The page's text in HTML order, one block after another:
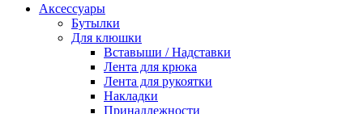
Аксессуары
Бутылки
Для клюшки
Вставыши / Надставки
Лента для крюка
Лента для рукоятки
Накладки
Принадлежности